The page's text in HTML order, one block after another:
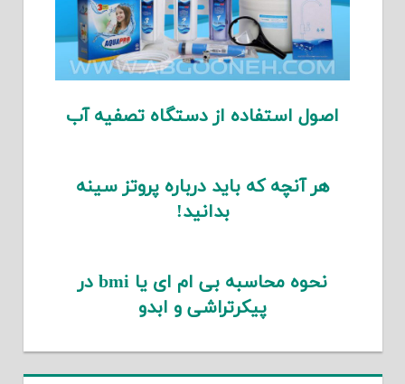
اصول استفاده از دستگاه تصفیه آب
هر آنچه که باید درباره پروتز سینه
بدانید!
نحوه محاسبه بی ام ای یا bmi در
پیکرتراشی و ابدو